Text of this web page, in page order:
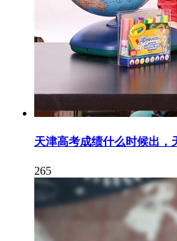
天津高考成绩什么时候出，
265